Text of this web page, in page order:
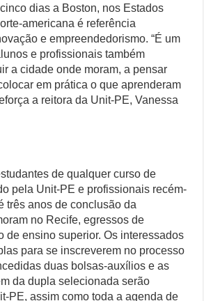
dias a Boston, nos Estados
americana é referência
e empreendedorismo. “É um
e profissionais também
a cidade onde moram, a pensar
em prática o que aprenderam
a reitora da Unit-PE, Vanessa
de qualquer curso de
pela Unit-PE e profissionais recém-
três anos de conclusão da
no Recife, egressos de
de ensino superior. Os interessados
para se inscreverem no processo
duas bolsas-auxílios e as
da dupla selecionada serão
PE, assim como toda a agenda de